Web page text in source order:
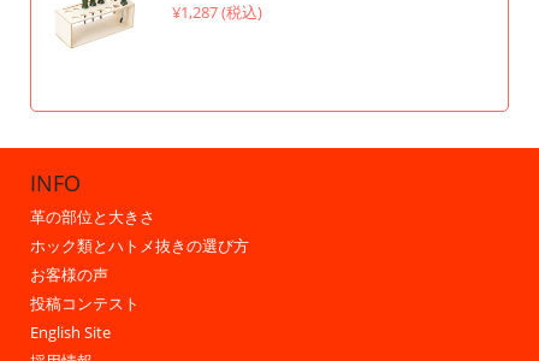
¥1,287 (税込)
INFO
革の部位と大きさ
ホック類とハトメ抜きの選び方
お客様の声
投稿コンテスト
English Site